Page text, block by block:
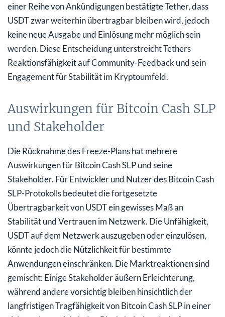
einer Reihe von Ankündigungen bestätigte Tether, dass
USDT zwar weiterhin übertragbar bleiben wird, jedoch
keine neue Ausgabe und Einlösung mehr möglich sein
werden. Diese Entscheidung unterstreicht Tethers
Reaktionsfähigkeit auf Community-Feedback und sein
Engagement für Stabilität im Kryptoumfeld.
Auswirkungen für Bitcoin Cash SLP
und Stakeholder
Die Rücknahme des Freeze-Plans hat mehrere
Auswirkungen für Bitcoin Cash SLP und seine
Stakeholder. Für Entwickler und Nutzer des Bitcoin Cash
SLP-Protokolls bedeutet die fortgesetzte
Übertragbarkeit von USDT ein gewisses Maß an
Stabilität und Vertrauen im Netzwerk. Die Unfähigkeit,
USDT auf dem Netzwerk auszugeben oder einzulösen,
könnte jedoch die Nützlichkeit für bestimmte
Anwendungen einschränken. Die Marktreaktionen sind
gemischt: Einige Stakeholder äußern Erleichterung,
während andere vorsichtig bleiben hinsichtlich der
langfristigen Tragfähigkeit von Bitcoin Cash SLP in einer